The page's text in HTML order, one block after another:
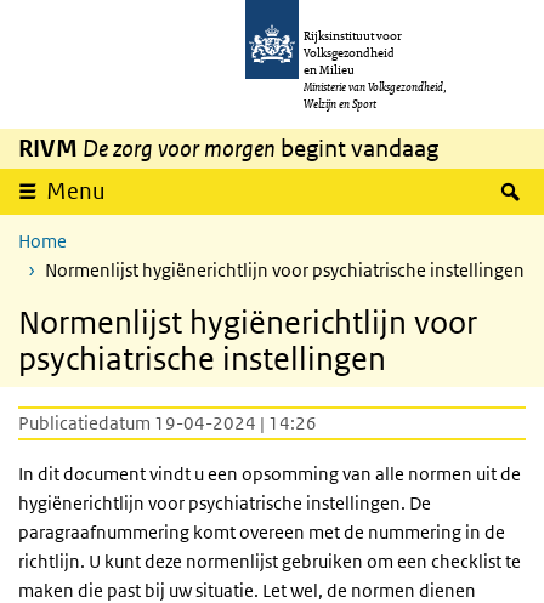
Overslaan en naar de inhoud gaan
Rijksinstituut voor
Volksgezondheid
en Milieu
Ministerie van Volksgezondheid,
Welzijn en Sport
RIVM De zorg voor morgen begint vandaag
Menu
Home
Normenlijst hygiënerichtlijn voor psychiatrische instellingen
Normenlijst hygiënerichtlijn voor
psychiatrische instellingen
Publicatiedatum 19-04-2024 | 14:26
In dit document vindt u een opsomming van alle normen uit de
hygiënerichtlijn voor psychiatrische instellingen. De
paragraafnummering komt overeen met de nummering in de
richtlijn. U kunt deze normenlijst gebruiken om een checklist te
maken die past bij uw situatie. Let wel, de normen dienen